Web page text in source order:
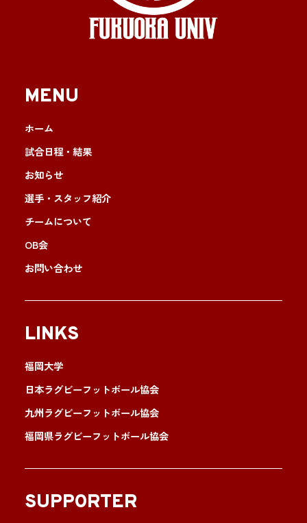
MENU
ホーム
試合日程・結果
お知らせ
選手・スタッフ紹介
チームについて
OB会
お問い合わせ
LINKS
福岡大学
日本ラグビーフットボール協会
九州ラグビーフットボール協会
福岡県ラグビーフットボール協会
SUPPORTER